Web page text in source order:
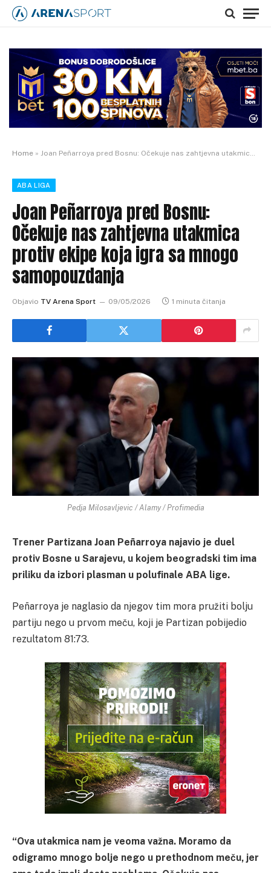
Home » Joan Peñarroya pred Bosnu: Očekuje nas zahtjevna utakmica protiv ekipe koja igra sa mnogo samopouzdanja
ABA LIGA
Joan Peñarroya pred Bosnu:
Očekuje nas zahtjevna utakmica
protiv ekipe koja igra sa mnogo
samopouzdanja
Objavio TV Arena Sport 09/05/2026 1 minuta čitanja
Pedja Milosavljevic / Alamy / Profimedia
Trener Partizana Joan Peñarroya najavio je duel
protiv Bosne u Sarajevu, u kojem beogradski tim ima
priliku da izbori plasman u polufinale ABA lige.
Peñarroya je naglasio da njegov tim mora pružiti bolju
partiju nego u prvom meču, koji je Partizan pobijedio
rezultatom 81:73.
“Ova utakmica nam je veoma važna. Moramo da
odigramo mnogo bolje nego u prethodnom meču, jer